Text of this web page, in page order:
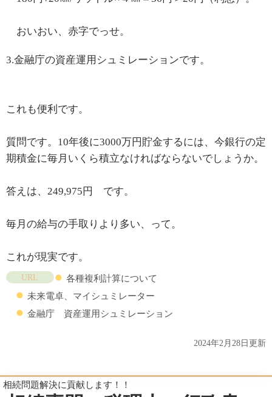
おいおい、赤字でっせ。
3.金融庁の資産運用シュミレーションです。
これも便利です。
質問です。10年後に3000万円貯金するには、今銀行の定
期積金に毎月いくら積立なければならないでしょうか。
答えは、249,975円 です。
毎月の給与の手取りより多い、って。
これが現実です。
URL
各種複利計算について
未来電卓、マイシュミレーター
金融庁 資産運用シュミレーション
2024年2月28日更新
相続問題解決に貢献します！！